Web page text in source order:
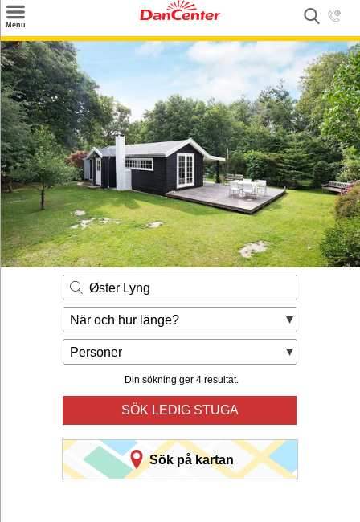
Menu
Sök
Tilbud
Inspiration
Info
Service
Kontakt
Husägare
Øster Lyng
När och hur länge?
Personer
Din sökning ger 4 resultat.
SÖK LEDIG STUGA
Sök på kartan